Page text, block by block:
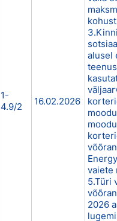
1-
4.9/2
16.02.2026
alusel
vaiete
5.Türi
2026